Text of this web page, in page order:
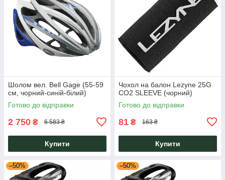
Шолом вел. Bell Gage (55-59
см, чорний-синій-білий)
Готово до відправки
2 750 ₴ 6 583 ₴
Купити
Чохол на балон Lezyne 25G
CO2 SLEEVE (чорний)
Готово до відправки
81 ₴ 163 ₴
Купити
–50% –50%